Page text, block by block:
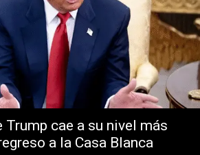
Trump cae a su nivel más
a la Casa Blanca